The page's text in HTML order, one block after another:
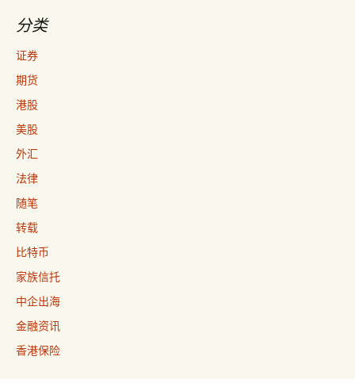
分类
证券
期货
港股
美股
外汇
法律
随笔
转载
比特币
家族信托
中企出海
金融资讯
香港保险